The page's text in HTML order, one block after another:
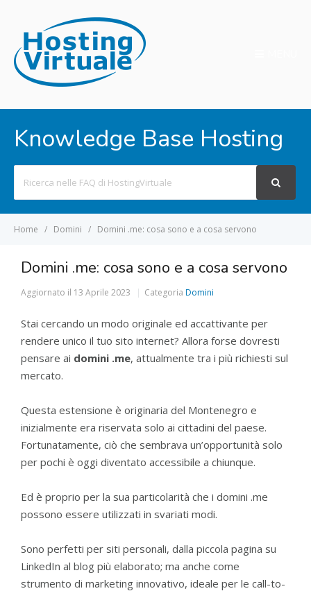
Knowledge Base Hosting
For
Home Domini Domini .me: cosa sono e a cosa servono
Domini .me: cosa sono e a cosa servono
Aggiornato il 13 Aprile 2023 Categoria Domini
Stai cercando un modo originale ed accattivante per
rendere unico il tuo sito internet? Allora forse dovresti
pensare ai domini .me, attualmente tra i più richiesti sul
mercato.
Questa estensione è originaria del Montenegro e
inizialmente era riservata solo ai cittadini del paese.
Fortunatamente, ciò che sembrava un’opportunità solo
per pochi è oggi diventato accessibile a chiunque.
Ed è proprio per la sua particolarità che i domini .me
possono essere utilizzati in svariati modi.
Sono perfetti per siti personali, dalla piccola pagina su
LinkedIn al blog più elaborato; ma anche come
strumento di marketing innovativo, ideale per le call-to-